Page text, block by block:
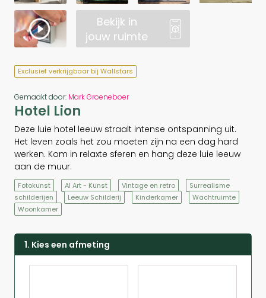
Bekijk in
jouw ruimte
Exclusief verkrijgbaar bij Wallstars
Gemaakt door: Mark Groeneboer
Hotel Lion
Deze luie hotel leeuw straalt intense ontspanning uit.
Het leven zoals het zou moeten zijn na een dag hard
werken. Kom in relaxte sferen en hang deze luie leeuw
aan de muur.
Fotokunst AI Art - Kunst Vintage en retro
Surrealisme
schilderijen
Leeuw Schilderij Kinderkamer
Wachtruimte
Woonkamer
1. Kies een afmeting